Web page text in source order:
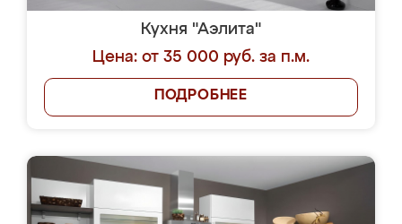
Кухня "Аэлита"
Цена: от 35 000 руб. за п.м.
ПОДРОБНЕЕ